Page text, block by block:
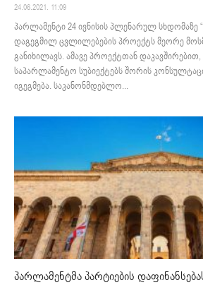
24.06.2021. 11:09
პარლამენტი 24 ივნისის პლენარულ სხდომაზე
დაგეგმილ ცვლილებების პროექტს მეორე
განიხილავს. ამავე პროექტთან დაკავშირებით,
საპარლამენტო სუბიექტებს შორის
იგეგმება. საკანონმდებლო...
პარლამენტმა პარტიების